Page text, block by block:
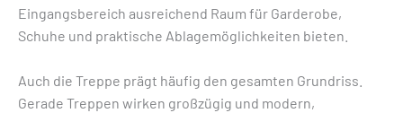
Eingangsbereich ausreichend Raum für Garderobe,
Schuhe und praktische Ablagemöglichkeiten bieten.
Auch die Treppe prägt häufig den gesamten Grundriss.
Gerade Treppen wirken großzügig und modern,